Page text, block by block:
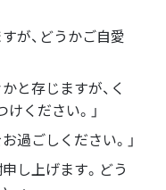
が、どうかご自愛
と存じますが、く
ください。」
過ごしください。」
し上げます。どう